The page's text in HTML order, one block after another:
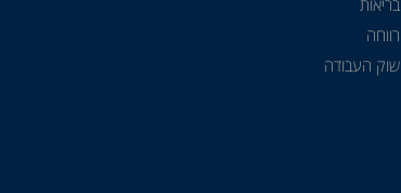
רווחה
שוק העבודה